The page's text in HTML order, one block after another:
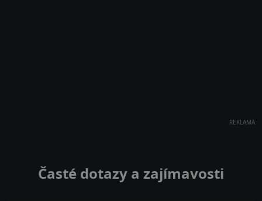
REKLAMA
Časté dotazy a zajímavosti